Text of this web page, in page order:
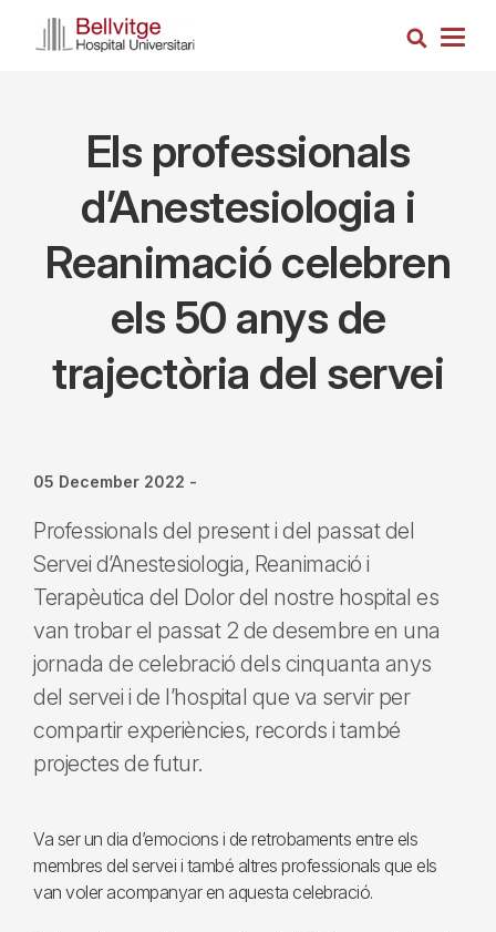
Search
Els professionals
d’Anestesiologia i
Reanimació celebren
els 50 anys de
trajectòria del servei
05 December 2022 -
Professionals del present i del passat del
Servei d’Anestesiologia, Reanimació i
Terapèutica del Dolor del nostre hospital es
van trobar el passat 2 de desembre en una
jornada de celebració dels cinquanta anys
del servei i de l’hospital que va servir per
compartir experiències, records i també
projectes de futur.
Va ser un dia d’emocions i de retrobaments entre els
membres del servei i també altres professionals que els
van voler acompanyar en aquesta celebració.